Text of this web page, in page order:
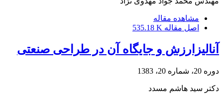
مشاهده مقاله
اصل مقاله 535.18 K
آنالیزارزش و جایگاه آن در طراحی صنعتی
دوره 20، شماره 20، 1383
دکتر سید هاشم مسدد